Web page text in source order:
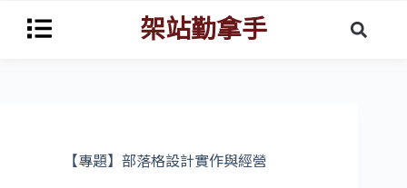
架站勤拿手
【專題】部落格設計實作與經營